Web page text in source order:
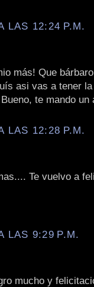
LAS 12:24 P.M.
más! Que
asi vas a tener
te mando un
LAS 12:28 P.M.
Te vuelvo a
LAS 9:29 P.M.
mucho y